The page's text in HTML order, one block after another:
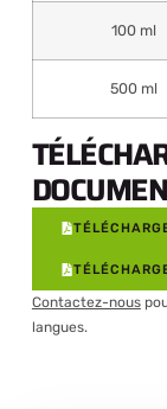
100 ml
500 ml
Contactez-nous
langues.